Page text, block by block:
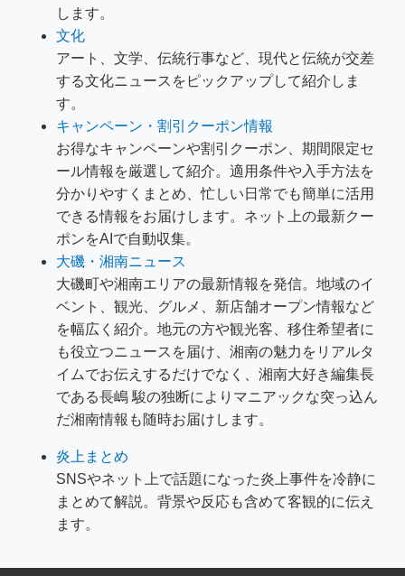
します。
文化
アート、文学、伝統行事など、現代と伝統が交差
する文化ニュースをピックアップして紹介しま
す。
キャンペーン・割引クーポン情報
お得なキャンペーンや割引クーポン、期間限定セ
ール情報を厳選して紹介。適用条件や入手方法を
分かりやすくまとめ、忙しい日常でも簡単に活用
できる情報をお届けします。ネット上の最新クー
ポンをAIで自動収集。
大磯・湘南ニュース
大磯町や湘南エリアの最新情報を発信。地域のイ
ベント、観光、グルメ、新店舗オープン情報など
を幅広く紹介。地元の方や観光客、移住希望者に
も役立つニュースを届け、湘南の魅力をリアルタ
イムでお伝えするだけでなく、湘南大好き編集長
である長嶋 駿の独断によりマニアックな突っ込ん
だ湘南情報も随時お届けします。
炎上まとめ
SNSやネット上で話題になった炎上事件を冷静に
まとめて解説。背景や反応も含めて客観的に伝え
ます。